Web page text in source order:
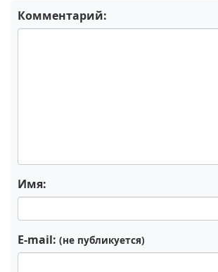
Комментарий:
Имя:
E-mail: (не публикуется)